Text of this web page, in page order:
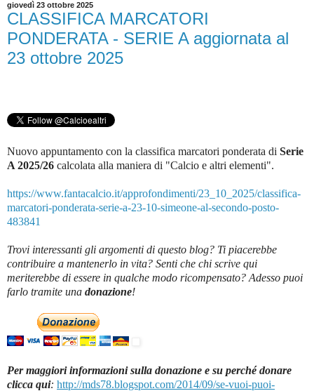
giovedì 23 ottobre 2025
CLASSIFICA MARCATORI
PONDERATA - SERIE A aggiornata al
23 ottobre 2025
Nuovo appuntamento con la classifica marcatori ponderata di Serie
A 2025/26 calcolata alla maniera di "Calcio e altri elementi".
https://www.fantacalcio.it/approfondimenti/23_10_2025/classifica-
marcatori-ponderata-serie-a-23-10-simeone-al-secondo-posto-
483841
Trovi interessanti gli argomenti di questo blog? Ti piacerebbe
contribuire a mantenerlo in vita? Senti che chi scrive qui
meriterebbe di essere in qualche modo ricompensato? Adesso puoi
farlo tramite una donazione!
Per maggiori informazioni sulla donazione e su perché donare
clicca qui: http://mds78.blogspot.com/2014/09/se-vuoi-puoi-